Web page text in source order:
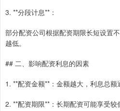
3. **分段计息**：
部分配资公司根据配资期限长短设置
越低。
## 二、影响配资利息的因素
1. **配资金额**：金额越大，利息总额
2. **配资期限**：长期配资可能享受较